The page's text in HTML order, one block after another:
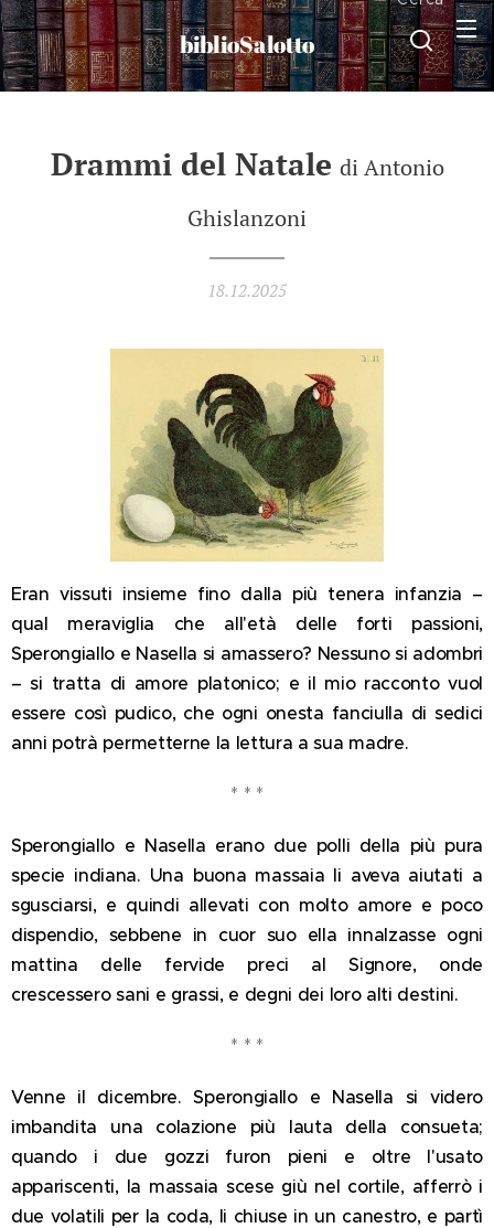
biblioSalotto
Drammi del Natale di Antonio
Ghislanzoni
18.12.2025
Eran vissuti insieme fino dalla più tenera infanzia –
qual meraviglia che all'età delle forti passioni,
Sperongiallo e Nasella si amassero? Nessuno si adombri
– si tratta di amore platonico; e il mio racconto vuol
essere così pudico, che ogni onesta fanciulla di sedici
anni potrà permetterne la lettura a sua madre.
* * *
Sperongiallo e Nasella erano due polli della più pura
specie indiana. Una buona massaia li aveva aiutati a
sgusciarsi, e quindi allevati con molto amore e poco
dispendio, sebbene in cuor suo ella innalzasse ogni
mattina delle fervide preci al Signore, onde
crescessero sani e grassi, e degni dei loro alti destini.
* * *
Venne il dicembre. Sperongiallo e Nasella si videro
imbandita una colazione più lauta della consueta;
quando i due gozzi furon pieni e oltre l'usato
appariscenti, la massaia scese giù nel cortile, afferrò i
due volatili per la coda, li chiuse in un canestro, e partì